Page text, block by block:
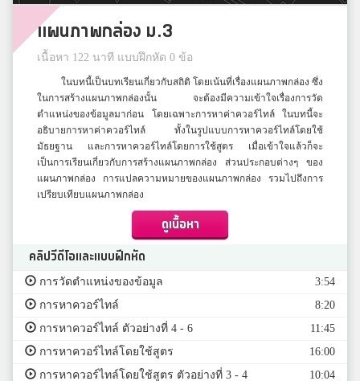
แผนภาพกล่อง ม.3
เนื้อหา 122 นาที แบบฝึกหัด 0 ข้อ
ในบทนี้เป็นบทเรียนเกี่ยวกับสถิติ โดยเน้นที่เรื่องแผนภาพกล่อง ซึ่ง
ในการสร้างแผนภาพกล่องนั้น จะต้องมีความเข้าใจเรื่องการวัด
ตำแหน่งของข้อมูลมาก่อน โดยเฉพาะการหาค่าควอร์ไทล์ ในบทนี้จะ
อธิบายการหาค่าควอร์ไทล์ ทั้งในรูปแบบการหาควอร์ไทล์โดยใช้
มัธยฐาน และการหาควอร์ไทล์โดยการใช้สูตร เมื่อเข้าใจแล้วก็จะ
เป็นการเรียนเกี่ยวกับการสร้างแผนภาพกล่อง ส่วนประกอบต่างๆ ของ
แผนภาพกล่อง การแปลความหมายของแผนภาพกล่อง รวมไปถึงการ
เปรียบเทียบแผนภาพกล่อง
ดูเนื้อหา
คลิปวีดีโอและแบบฝึกหัด
การวัดตำแหน่งของข้อมูล
3:54
การหาควอร์ไทล์
8:20
การหาควอร์ไทล์ ตัวอย่างที่ 4 - 6
11:45
การหาควอร์ไทล์โดยใช้สูตร
16:00
การหาควอร์ไทล์โดยใช้สูตร ตัวอย่างที่ 3 - 4
10:04